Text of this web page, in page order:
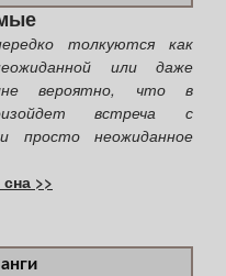
толкуются как
или даже
вероятно, что в
встреча с
просто неожиданное
>>